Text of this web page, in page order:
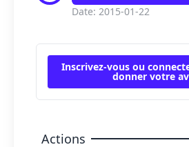
Date: 2015-01-22
Inscrivez-vous ou
donner votre
Actions